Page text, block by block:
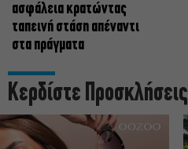
ασφάλεια κρατώντας
ταπεινή στάση απέναντι
στα πράγματα
Κερδίστε Προσκλήσεις